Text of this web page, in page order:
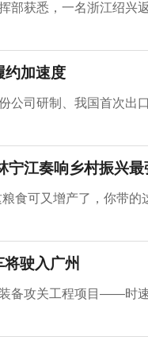
部获悉，一名浙江绍兴
约加速度
公司研制、我国首次
宁江奏响乡村振兴最
食可又增产了，你带
驶入广州
备攻关工程项目——时